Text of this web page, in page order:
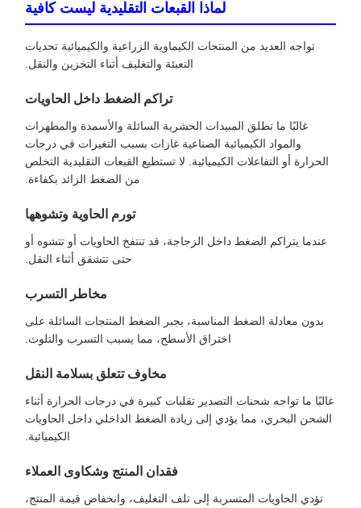
لماذا القبعات التقليدية ليست كافية
تواجه العديد من المنتجات الكيماوية الزراعية والكيميائية تحديات
التعبئة والتغليف أثناء التخزين والنقل.
تراكم الضغط داخل الحاويات
غالبًا ما تطلق المبيدات الحشرية السائلة والأسمدة والمطهرات
والمواد الكيميائية الصناعية غازات بسبب التغيرات في درجات
الحرارة أو التفاعلات الكيميائية. لا تستطيع القبعات التقليدية التخلص
من الضغط الزائد بكفاءة.
تورم الحاوية وتشوهها
عندما يتراكم الضغط داخل الزجاجة، قد تنتفخ الحاويات أو تتشوه أو
حتى تتشقق أثناء النقل.
مخاطر التسرب
بدون معادلة الضغط المناسبة، يجبر الضغط المنتجات السائلة على
اختراق الأسطح، مما يسبب التسرب والتلوث.
مخاوف تتعلق بسلامة النقل
غالبًا ما تواجه شحنات التصدير تقلبات كبيرة في درجات الحرارة أثناء
الشحن البحري، مما يؤدي إلى زيادة الضغط الداخلي داخل الحاويات
الكيميائية.
فقدان المنتج وشكاوى العملاء
تؤدي الحاويات المتسربة إلى تلف التغليف، وانخفاض قيمة المنتج،